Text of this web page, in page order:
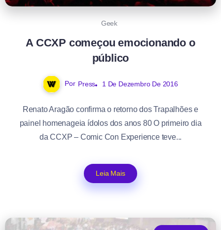
Geek
A CCXP começou emocionando o
público
Por Press 1 De Dezembro De 2016
Renato Aragão confirma o retorno dos Trapalhões e
painel homenageia ídolos dos anos 80 O primeiro dia
da CCXP – Comic Con Experience teve...
Leia Mais